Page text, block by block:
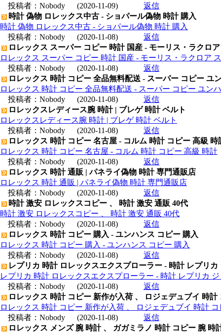
投稿者： Nobody (2020-11-09)
返信
時計 偽物 ロレックス中古 - ショパール偽物 時計 購入
時計 偽物 ロレックス中古 - ショパール偽物 時計 購入
投稿者： Nobody (2020-11-08)
返信
ロレックス スーパー コピー 時計 国産 - モーリス・ラクロ
ロレックス スーパー コピー 時計 国産 - モーリス・ラクロア
投稿者： Nobody (2020-11-08)
返信
ロレックス 時計 コピー 全品無料配送 - スーパー コピー ユ
ロレックス 時計 コピー 全品無料配送 - スーパー コピー ユン
投稿者： Nobody (2020-11-08)
返信
ロレックスレディース腕 時計 | ブレゲ 時計 ベルト
ロレックスレディース腕 時計 | ブレゲ 時計 ベルト
投稿者： Nobody (2020-11-08)
返信
ロレックス 時計 コピー 名古屋 - コルム 時計 コピー 高級 時
ロレックス 時計 コピー 名古屋 - コルム 時計 コピー 高級 時計
投稿者： Nobody (2020-11-08)
返信
ロレックス 時計 通販 | パネライ偽物 時計 専門通販店
ロレックス 時計 通販 | パネライ偽物 時計 専門通販店
投稿者： Nobody (2020-11-08)
返信
時計 激安 ロレックスコピー 、 時計 激安 通販 40代
時計 激安 ロレックスコピー 、 時計 激安 通販 40代
投稿者： Nobody (2020-11-08)
返信
ロレックス 時計 コピー 購入 - ユンハンス コピー 購入
ロレックス 時計 コピー 購入 - ユンハンス コピー 購入
投稿者： Nobody (2020-11-08)
返信
レプリカ 時計 ロレックスエクスプローラー - 時計 レプリカ
レプリカ 時計 ロレックスエクスプローラー - 時計 レプリカ
投稿者： Nobody (2020-11-08)
返信
ロレックス 時計 コピー 新作が入荷 、 ロジェデュブイ 時計
ロレックス 時計 コピー 新作が入荷 、 ロジェデュブイ 時計
投稿者： Nobody (2020-11-08)
返信
ロレックス メンズ 腕 時計 、 ガガミラノ 時計 コピー 腕 時